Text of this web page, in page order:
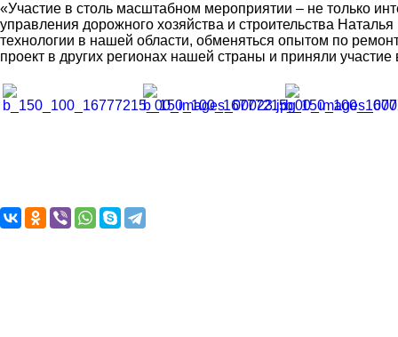
«Участие в столь масштабном мероприятии – не только
управления дорожного хозяйства и строительства
технологии в нашей области, обменяться опытом по
проект в других регионах нашей страны и приняли